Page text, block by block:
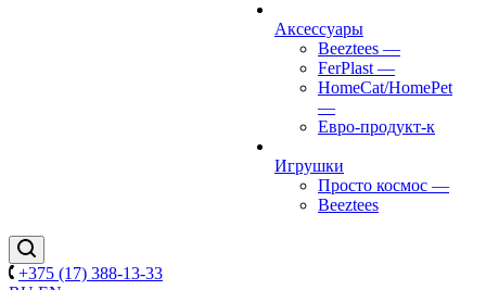
Аксессуары
Beeztees —
FerPlast —
HomeCat/HomePet
—
Евро-продукт-к
Игрушки
Просто космос —
Beeztees
+375 (17) 388-13-33